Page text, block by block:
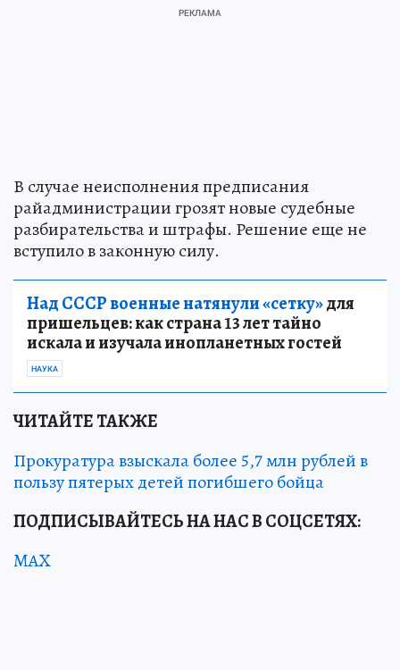
В случае неисполнения предписания
райадминистрации грозят новые судебные
разбирательства и штрафы. Решение еще не
вступило в законную силу.
Над СССР военные натянули «сетку»для
пришельцев: как страна 13 лет тайно
искала и изучала инопланетных гостей
НАУКА
ЧИТАЙТЕ ТАКЖЕ
Прокуратура взыскала более 5,7 млн рублей в
пользу пятерых детей погибшего бойца
ПОДПИСЫВАЙТЕСЬ НА НАС В СОЦСЕТЯХ:
MAX